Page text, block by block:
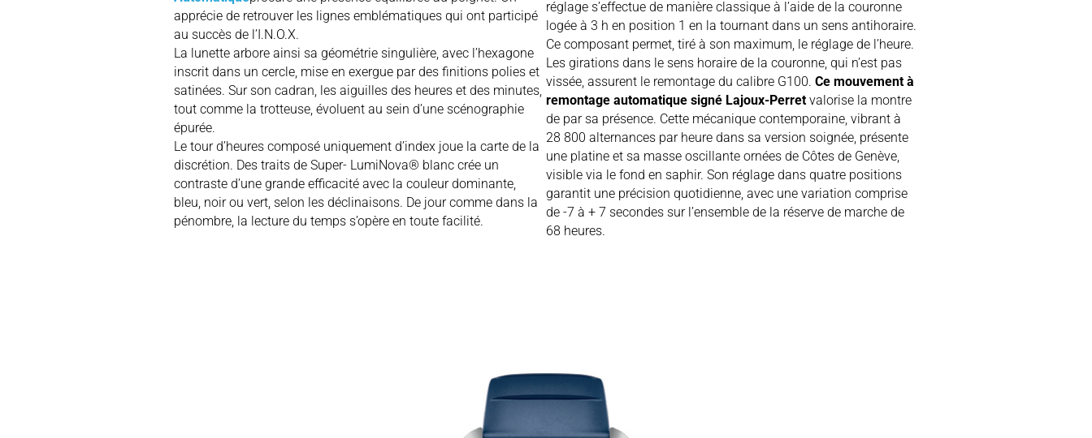
apprécie de retrouver les lignes emblématiques qui ont participé
au succès de l’I.N.O.X.
La lunette arbore ainsi sa géométrie singulière, avec l’hexagone
inscrit dans un cercle, mise en exergue par des finitions polies et
satinées. Sur son cadran, les aiguilles des heures et des minutes,
tout comme la trotteuse, évoluent au sein d’une scénographie
épurée.
Le tour d’heures composé uniquement d’index joue la carte de la
discrétion. Des traits de Super- LumiNova® blanc crée un
contraste d’une grande efficacité avec la couleur dominante,
bleu, noir ou vert, selon les déclinaisons. De jour comme dans la
pénombre, la lecture du temps s’opère en toute facilité.
réglage s’effectue de manière classique à l’aide de la couronne
logée à 3 h en position 1 en la tournant dans un sens antihoraire.
Ce composant permet, tiré à son maximum, le réglage de l’heure.
Les girations dans le sens horaire de la couronne, qui n’est pas
vissée, assurent le remontage du calibre G100. Ce mouvement à
remontage automatique signé Lajoux-Perretvalorise la montre
de par sa présence. Cette mécanique contemporaine, vibrant à
28 800 alternances par heure dans sa version soignée, présente
une platine et sa masse oscillante ornées de Côtes de Genève,
visible via le fond en saphir. Son réglage dans quatre positions
garantit une précision quotidienne, avec une variation comprise
de -7 à + 7 secondes sur l’ensemble de la réserve de marche de
68 heures.